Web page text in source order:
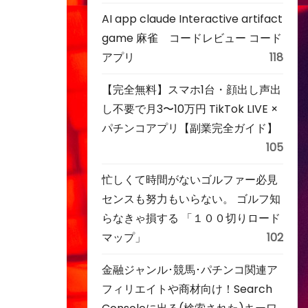
AI app claude Interactive artifact
game 麻雀 コードレビュー コード
アプリ
118
【完全無料】スマホ1台・顔出し声出
し不要で月3〜10万円 TikTok LIVE ×
パチンコアプリ【副業完全ガイド】
105
忙しくて時間がないゴルファー必見
センスも努力もいらない。 ゴルフ知
らなきゃ損する 「１００切りロード
マップ」
102
金融ジャンル･競馬･パチンコ関連ア
フィリエイトや商材向け！Search